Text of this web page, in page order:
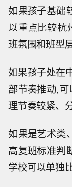
如果孩子基础
以重点比较杭
班氛围和班型
如果孩子处在
部节奏推动,
理节奏较紧、
如果是艺术类
高复班标准判
学校可以单独